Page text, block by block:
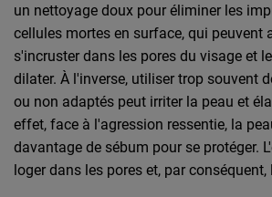
un nettoyage doux pour éliminer les
cellules mortes en surface, qui peuvent
s'incruster dans les pores du visage et
dilater. À l'inverse, utiliser trop souvent
ou non adaptés peut irriter la peau et
effet, face à l'agression ressentie, la
davantage de sébum pour se protéger.
loger dans les pores et, par conséquent,